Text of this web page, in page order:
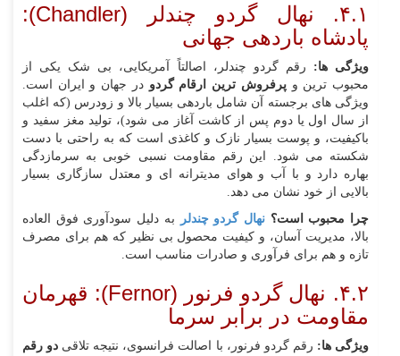
۴.۱. نهال گردو چندلر (Chandler):
پادشاه باردهی جهانی
ویژگی‌ ها: رقم گردو چندلر، اصالتاً آمریکایی، بی‌ شک یکی از
محبوب‌ ترین وپرفروش‌ ترین ارقام گردو در جهان و ایران است.
ویژگی‌ های برجسته آن شامل باردهی بسیار بالا و زودرس (که اغلب
از سال اول یا دوم پس از کاشت آغاز می‌ شود)، تولید مغز سفید و
باکیفیت، و پوست بسیار نازک و کاغذی است که به راحتی با دست
شکسته می‌ شود. این رقم مقاومت نسبی خوبی به سرمازدگی
بهاره دارد و با آب و هوای مدیترانه‌ ای و معتدل سازگاری بسیار
بالایی از خود نشان می‌ دهد.
چرا محبوب است؟نهال گردو چندلر
به دلیل سودآوری فوق‌ العاده
بالا، مدیریت آسان، و کیفیت محصول بی‌ نظیر که هم برای مصرف
تازه و هم برای فرآوری و صادرات مناسب است.
۴.۲. نهال گردو فرنور (Fernor): قهرمان
مقاومت در برابر سرما
ویژگی‌ ها: رقم گردو فرنور، با اصالت فرانسوی، نتیجه تلاقی دو رقم